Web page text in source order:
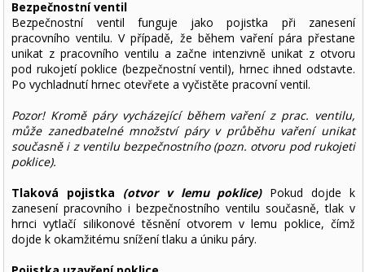
Bezpečnostní ventil
Bezpečnostní ventil funguje jako pojistka při zanesení
pracovního ventilu. V případě, že během vaření pára přestane
unikat z pracovního ventilu a začne intenzivně unikat z otvoru
pod rukojetí poklice (bezpečnostní ventil), hrnec ihned odstavte.
Po vychladnutí hrnec otevřete a vyčistěte pracovní ventil.
Pozor! Kromě páry vycházející během vaření z prac. ventilu,
může zanedbatelné množství páry v průběhu vaření unikat
současně i z ventilu bezpečnostního (pozn. otvoru pod rukojeti
poklice).
Tlaková pojistka (otvor v lemu poklice)Pokud dojde k
zanesení pracovního i bezpečnostního ventilu současně, tlak v
hrnci vytlačí silikonové těsnění otvorem v lemu poklice, čímž
dojde k okamžitému snížení tlaku a úniku páry.